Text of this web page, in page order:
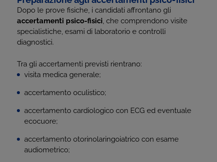
Dopo le prove fisiche, i candidati affrontano gli
accertamenti psico-fisici, che comprendono visite
specialistiche, esami di laboratorio e controlli
diagnostici.
Tra gli accertamenti previsti rientrano:
visita medica generale;
accertamento oculistico;
accertamento cardiologico con ECG ed eventuale
ecocuore;
accertamento otorinolaringoiatrico con esame
audiometrico;